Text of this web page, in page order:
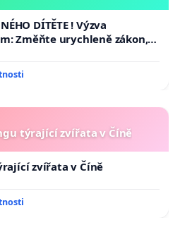
DÍTĚTE ! Výzva
Změňte urychleně zákon,
už nemohla opakovat!
týrající zvířata v Číně
zvířata v Číně